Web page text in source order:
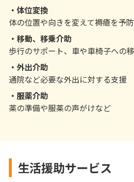
体位変換
体の位置や向きを変えて褥瘡を予
移動、移乗介助
歩行のサポート、車や車椅子への
外出介助
通院など必要な外出に対する支援
服薬介助
薬の準備や服薬の声がけなど
生活援助サービス